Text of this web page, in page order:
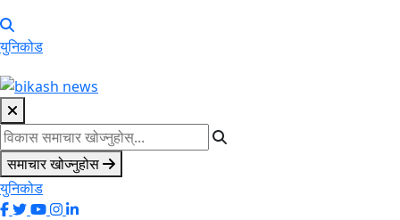
युनिकोड
समाचार खोज्नुहोस
युनिकोड